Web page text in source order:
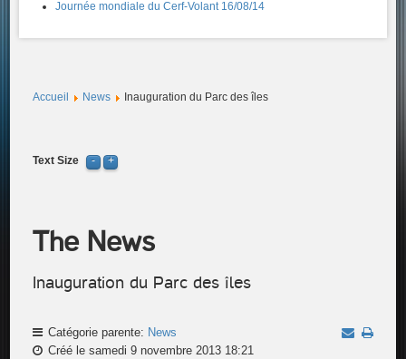
Journée mondiale du Cerf-Volant 16/08/14
Accueil News Inauguration du Parc des îles
Text Size
The News
Inauguration du Parc des îles
Catégorie parente: News
Créé le samedi 9 novembre 2013 18:21